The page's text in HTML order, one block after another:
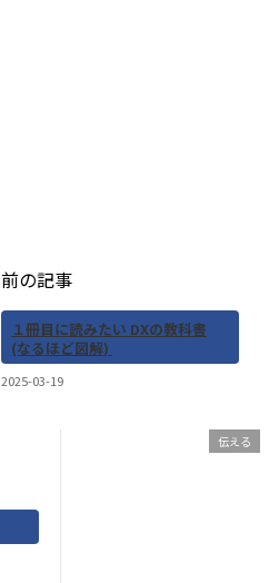
前の記事
１冊目に読みたい DXの教科書
(なるほど図解)
2025-03-19
伝える